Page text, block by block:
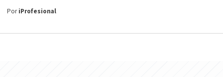
PoriProfesional